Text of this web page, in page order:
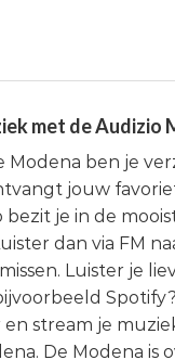
met de Audizio
Modena ben je
jouw
je in de
dan via FM
Luister je
stream je
De Modena is